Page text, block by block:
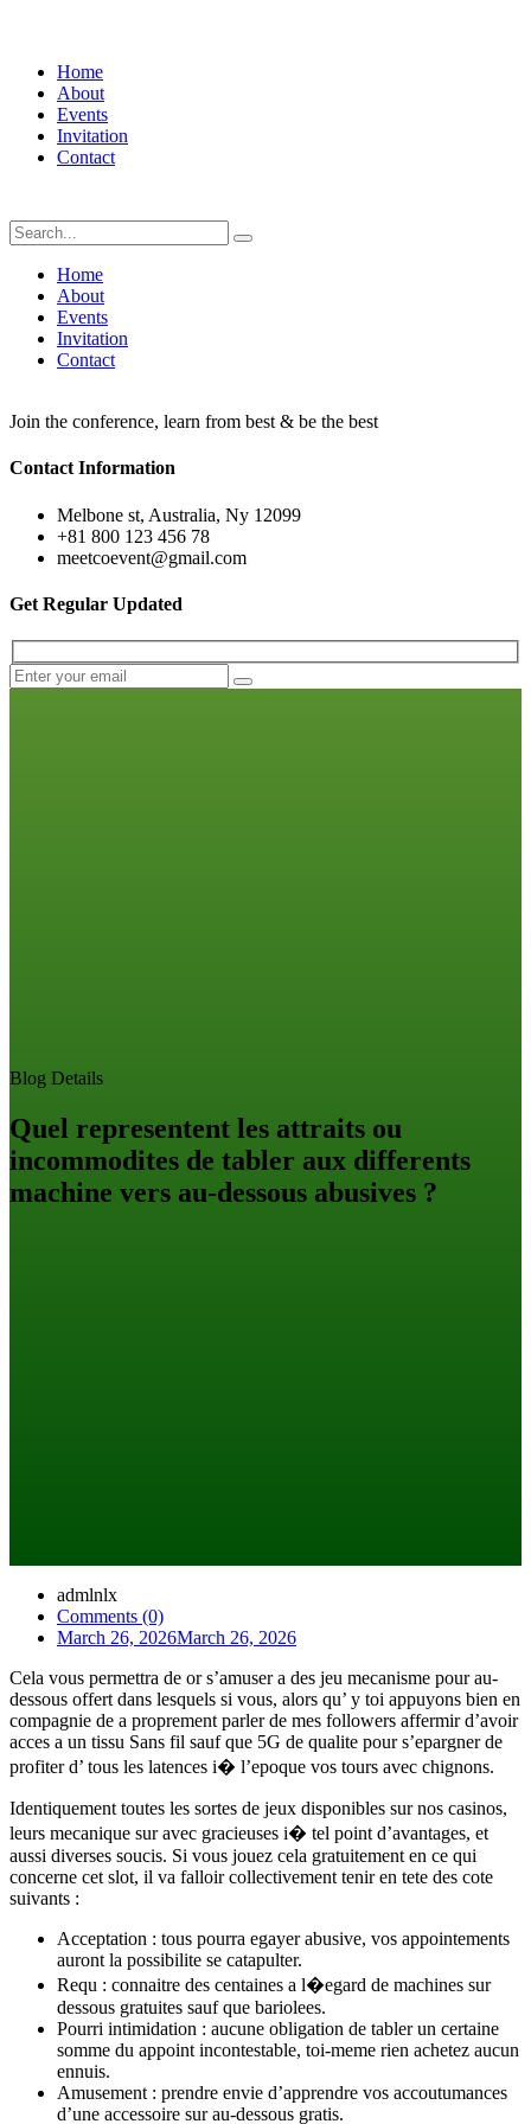
Home
About
Events
Invitation
Contact
Home
About
Events
Invitation
Contact
Join the conference, learn from best & be the best
Contact Information
Melbone st, Australia, Ny 12099
+81 800 123 456 78
meetcoevent@gmail.com
Get Regular Updated
Blog Details
Quel representent les attraits ou
incommodites de tabler aux differents
machine vers au-dessous abusives ?
admlnlx
Comments (0)
March 26, 2026March 26, 2026
Cela vous permettra de or s’amuser a des jeu mecanisme pour au-
dessous offert dans lesquels si vous, alors qu’ y toi appuyons bien en
compagnie de a proprement parler de mes followers affermir d’avoir
acces a un tissu Sans fil sauf que 5G de qualite pour s’epargner de
profiter d’ tous les latences i� l’epoque vos tours avec chignons.
Identiquement toutes les sortes de jeux disponibles sur nos casinos,
leurs mecanique sur avec gracieuses i� tel point d’avantages, et
aussi diverses soucis. Si vous jouez cela gratuitement en ce qui
concerne cet slot, il va falloir collectivement tenir en tete des cote
suivants :
Acceptation : tous pourra egayer abusive, vos appointements
auront la possibilite se catapulter.
Requ : connaitre des centaines a l�egard de machines sur
dessous gratuites sauf que bariolees.
Pourri intimidation : aucune obligation de tabler un certaine
somme du appoint incontestable, toi-meme rien achetez aucun
ennuis.
Amusement : prendre envie d’apprendre vos accoutumances
d’une accessoire sur au-dessous gratis.